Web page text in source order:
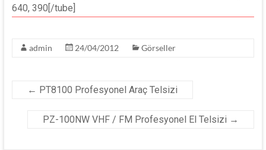
640, 390[/tube]
admin 24/04/2012 Görseller
← PT8100 Profesyonel Araç Telsizi
PZ-100NW VHF / FM Profesyonel El Telsizi →